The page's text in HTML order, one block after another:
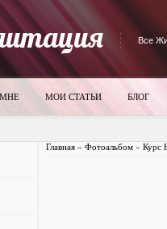
Все
МОИ СТАТЬИ БЛОГ
Главная» Фотоальбом» Курс